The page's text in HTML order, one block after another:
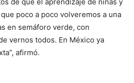
poco a poco volveremos a una
en semáforo verde, con
vernos todos. En México ya
afirmó.